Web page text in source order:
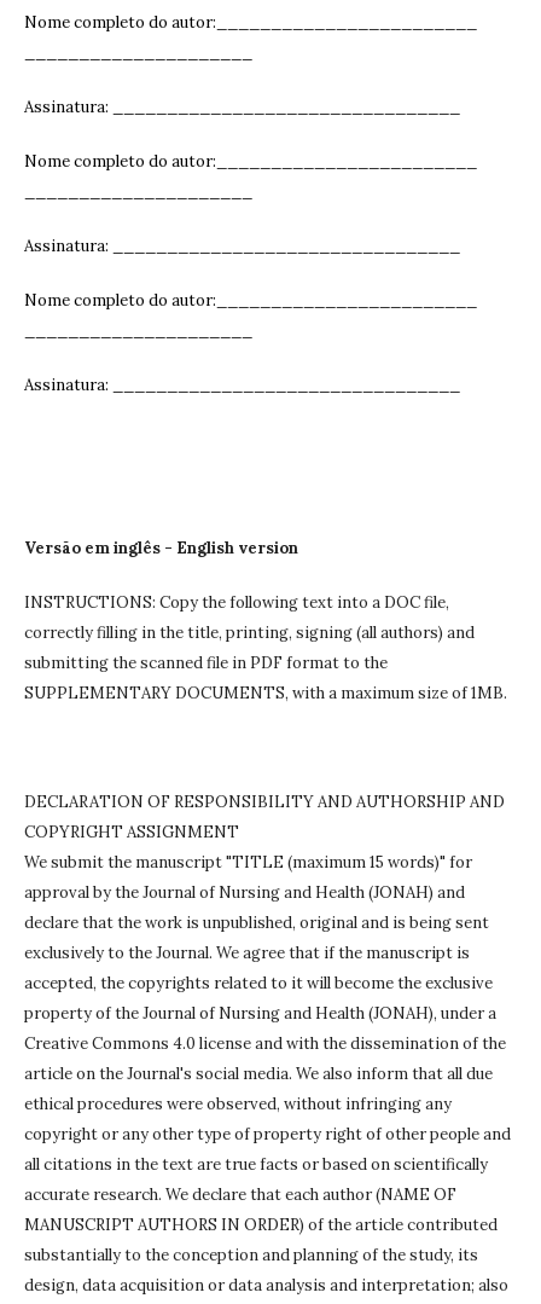
Nome completo do autor:________________________
Assinatura: ______________________________
Nome completo do autor:________________________
Assinatura: ______________________________
Nome completo do autor:________________________
Assinatura: ______________________________
Versão em inglês - English version
INSTRUCTIONS: Copy the following text into a DOC file,
correctly filling in the title, printing, signing (all authors) and
submitting the scanned file in PDF format to the
SUPPLEMENTARY DOCUMENTS, with a maximum size of 1MB.
DECLARATION OF RESPONSIBILITY AND AUTHORSHIP AND
COPYRIGHT ASSIGNMENT
We submit the manuscript "TITLE (maximum 15 words)" for
approval by the Journal of Nursing and Health (JONAH) and
declare that the work is unpublished, original and is being sent
exclusively to the Journal. We agree that if the manuscript is
accepted, the copyrights related to it will become the exclusive
property of the Journal of Nursing and Health (JONAH), under a
Creative Commons 4.0 license and with the dissemination of the
article on the Journal's social media. We also inform that all due
ethical procedures were observed, without infringing any
copyright or any other type of property right of other people and
all citations in the text are true facts or based on scientifically
accurate research. We declare that each author (NAME OF
MANUSCRIPT AUTHORS IN ORDER) of the article contributed
substantially to the conception and planning of the study, its
design, data acquisition or data analysis and interpretation; also